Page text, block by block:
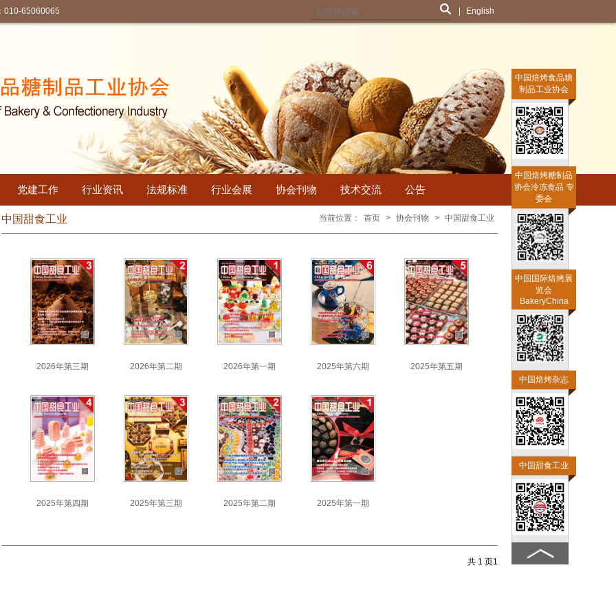
010-65060065 English
党建工作 行业资讯 法规标准 行业会展 协会刊物 技术交流 公告
中国甜食工业 当前位置： 首页 > 协会刊物 > 中国甜食工业
2026年第三期 2026年第二期 2026年第一期 2025年第六期 2025年第五期
2025年第四期 2025年第三期 2025年第二期 2025年第一期
共 1 页1
中国焙烤食品糖
制品工业协会
中国焙烤糖制品
协会冷冻食品 专
委会
中国国际焙烤展
览会
BakeryChina
中国焙烤杂志
中国甜食工业